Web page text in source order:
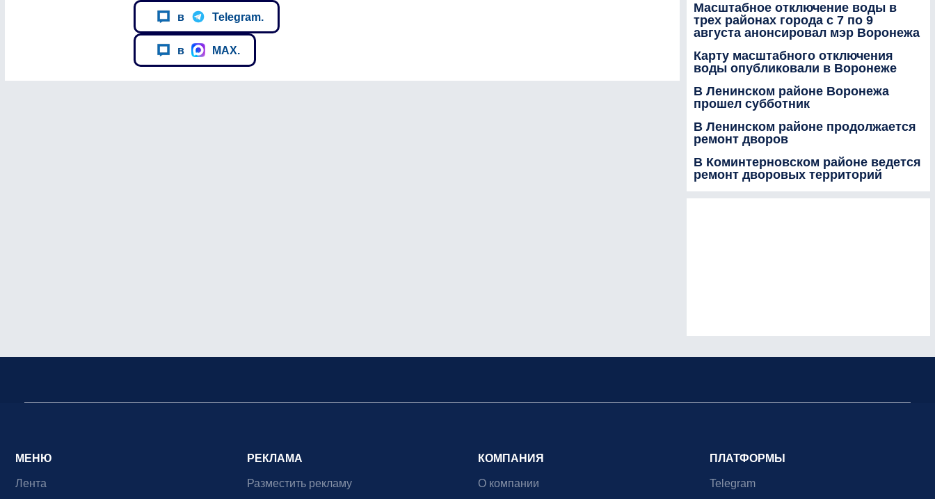
в Telegram.
в MAX.
Масштабное отключение воды в
трех районах города с 7 по 9
августа анонсировал мэр Воронежа
Карту масштабного отключения
воды опубликовали в Воронеже
В Ленинском районе Воронежа
прошел субботник
В Ленинском районе продолжается
ремонт дворов
В Коминтерновском районе ведется
ремонт дворовых территорий
МЕНЮ
Лента
РЕКЛАМА
Разместить рекламу
КОМПАНИЯ
О компании
ПЛАТФОРМЫ
Telegram